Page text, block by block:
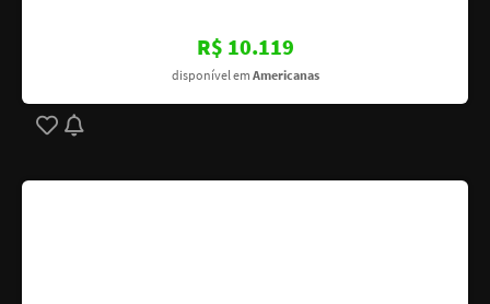
R$ 10.119
disponível em Americanas